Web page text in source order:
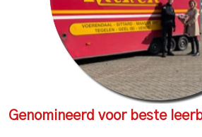
Genomineerd voor beste